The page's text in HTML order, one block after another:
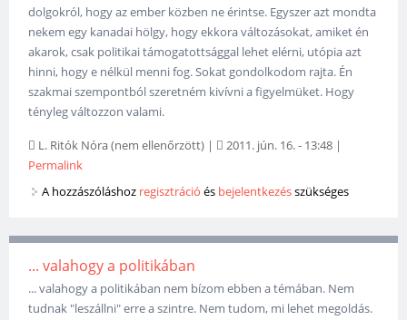
dolgokról, hogy az ember közben ne érintse. Egyszer azt mondta
nekem egy kanadai hölgy, hogy ekkora változásokat, amiket én
akarok, csak politikai támogatottsággal lehet elérni, utópia azt
hinni, hogy e nélkül menni fog. Sokat gondolkodom rajta. Én
szakmai szempontból szeretném kivívni a figyelmüket. Hogy
tényleg változzon valami.
L. Ritók Nóra (nem ellenőrzött) | 2011. jún. 16. - 13:48 |
Permalink
A hozzászóláshoz regisztráció és bejelentkezésszükséges
... valahogy a politikában
... valahogy a politikában nem bízom ebben a témában. Nem
tudnak "leszállni" erre a szintre. Nem tudom, mi lehet megoldás.